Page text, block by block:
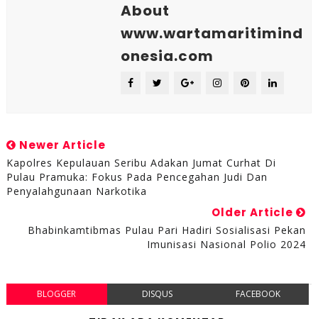
About
www.wartamaritimind
onesia.com
Newer Article
Kapolres Kepulauan Seribu Adakan Jumat Curhat Di
Pulau Pramuka: Fokus Pada Pencegahan Judi Dan
Penyalahgunaan Narkotika
Older Article
Bhabinkamtibmas Pulau Pari Hadiri Sosialisasi Pekan
Imunisasi Nasional Polio 2024
BLOGGER DISQUS FACEBOOK